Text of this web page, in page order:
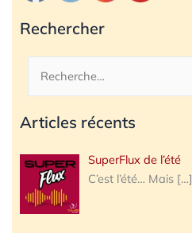
Rechercher
Rechercher :
Articles récents
SuperFlux de l’été
C’est l’été… Mais […]